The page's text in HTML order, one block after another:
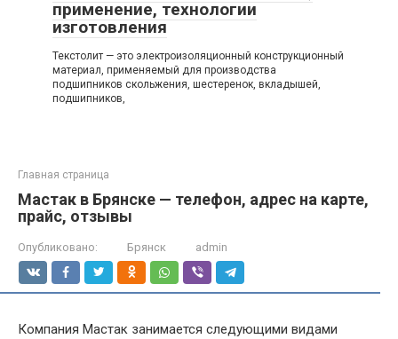
применение, технологии
изготовления
Текстолит — это электроизоляционный конструкционный
материал, применяемый для производства
подшипников скольжения, шестеренок, вкладышей,
подшипников,
Главная страница
Мастак в Брянске — телефон, адрес на карте,
прайс, отзывы
Опубликовано: Брянск admin
Компания Мастак занимается следующими видами